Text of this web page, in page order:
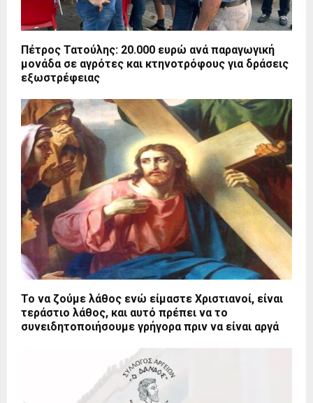
Πέτρος Τατούλης: 20.000 ευρώ ανά παραγωγική
μονάδα σε αγρότες και κτηνοτρόφους για δράσεις
εξωστρέφειας
Το να ζούμε λάθος ενώ είμαστε Χριστιανοί, είναι
τεράστιο λάθος, και αυτό πρέπει να το
συνειδητοποιήσουμε γρήγορα πριν να είναι αργά